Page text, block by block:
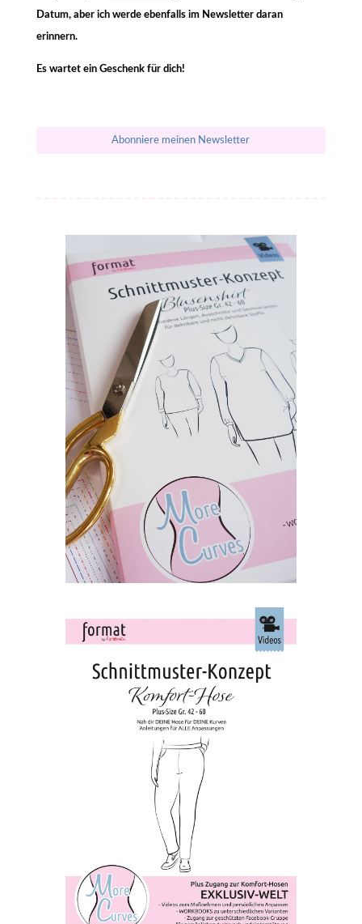
Datum, aber ich werde ebenfalls im Newsletter daran
erinnern.
Es wartet ein Geschenk für dich!
Abonniere meinen Newsletter